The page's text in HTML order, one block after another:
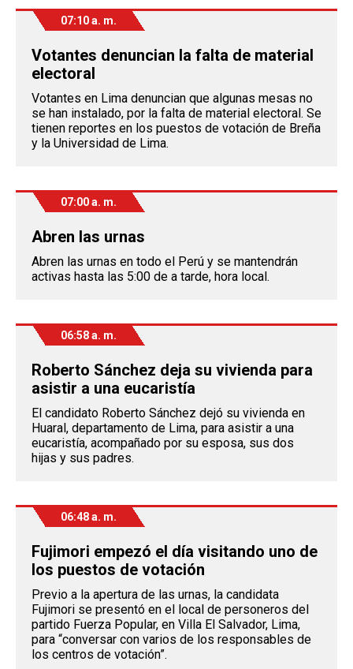
07:10 a. m.
Votantes denuncian la falta de material
electoral
Votantes en Lima denuncian que algunas mesas no
se han instalado, por la falta de material electoral. Se
tienen reportes en los puestos de votación de Breña
y la Universidad de Lima.
07:00 a. m.
Abren las urnas
Abren las urnas en todo el Perú y se mantendrán
activas hasta las 5:00 de a tarde, hora local.
06:58 a. m.
Roberto Sánchez deja su vivienda para
asistir a una eucaristía
El candidato Roberto Sánchez dejó su vivienda en
Huaral, departamento de Lima, para asistir a una
eucaristía, acompañado por su esposa, sus dos
hijas y sus padres.
06:48 a. m.
Fujimori empezó el día visitando uno de
los puestos de votación
Previo a la apertura de las urnas, la candidata
Fujimori se presentó en el local de personeros del
partido Fuerza Popular, en Villa El Salvador, Lima,
para “conversar con varios de los responsables de
los centros de votación”.